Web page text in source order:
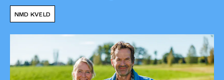
NMD KVELD